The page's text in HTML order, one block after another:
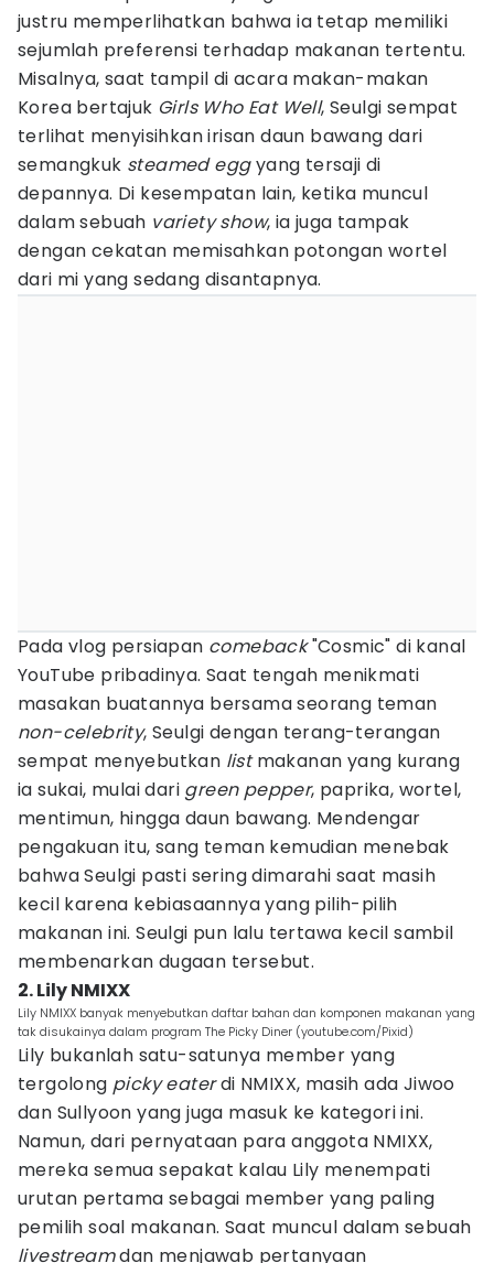
justru memperlihatkan bahwa ia tetap memiliki
sejumlah preferensi terhadap makanan tertentu.
Misalnya, saat tampil di acara makan-makan
Korea bertajuk Girls Who Eat Well, Seulgi sempat
terlihat menyisihkan irisan daun bawang dari
semangkuk steamed eggyang tersaji di
depannya. Di kesempatan lain, ketika muncul
dalam sebuah variety show, ia juga tampak
dengan cekatan memisahkan potongan wortel
dari mi yang sedang disantapnya.
Pada vlog persiapan comeback"Cosmic" di kanal
YouTube pribadinya. Saat tengah menikmati
masakan buatannya bersama seorang teman
non-celebrity, Seulgi dengan terang-terangan
sempat menyebutkan listmakanan yang kurang
ia sukai, mulai dari green pepper, paprika, wortel,
mentimun, hingga daun bawang. Mendengar
pengakuan itu, sang teman kemudian menebak
bahwa Seulgi pasti sering dimarahi saat masih
kecil karena kebiasaannya yang pilih-pilih
makanan ini. Seulgi pun lalu tertawa kecil sambil
membenarkan dugaan tersebut.
2. Lily NMIXX
Lily NMIXX banyak menyebutkan daftar bahan dan komponen makanan yang
tak disukainya dalam program The Picky Diner (youtube.com/Pixid)
Lily bukanlah satu-satunya member yang
tergolong picky eaterdi NMIXX, masih ada Jiwoo
dan Sullyoon yang juga masuk ke kategori ini.
Namun, dari pernyataan para anggota NMIXX,
mereka semua sepakat kalau Lily menempati
urutan pertama sebagai member yang paling
pemilih soal makanan. Saat muncul dalam sebuah
livestreamdan menjawab pertanyaan